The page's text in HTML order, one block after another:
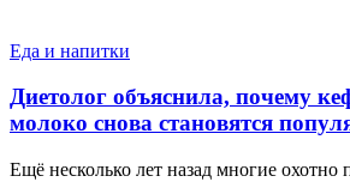
Еда и напитки
Диетолог объяснила, почему
молоко снова становятся
Ещё несколько лет назад многие охотно